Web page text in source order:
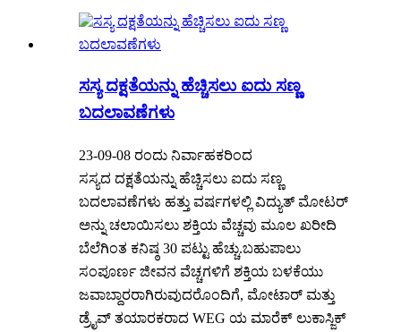
ಸಸ್ಯ ದಕ್ಷತೆಯನ್ನು ಹೆಚ್ಚಿಸಲು ಐದು ಸಣ್ಣ
ಬದಲಾವಣೆಗಳು
23-09-08 ರಂದು ನಿರ್ವಾಹಕರಿಂದ
ಸಸ್ಯದ ದಕ್ಷತೆಯನ್ನು ಹೆಚ್ಚಿಸಲು ಐದು ಸಣ್ಣ
ಬದಲಾವಣೆಗಳು ಹತ್ತು ವರ್ಷಗಳಲ್ಲಿ ವಿದ್ಯುತ್ ಮೋಟರ್
ಅನ್ನು ಚಲಾಯಿಸಲು ಶಕ್ತಿಯ ವೆಚ್ಚವು ಮೂಲ ಖರೀದಿ
ಬೆಲೆಗಿಂತ ಕನಿಷ್ಠ 30 ಪಟ್ಟು ಹೆಚ್ಚು.ಬಹುಪಾಲು
ಸಂಪೂರ್ಣ ಜೀವನ ವೆಚ್ಚಗಳಿಗೆ ಶಕ್ತಿಯ ಬಳಕೆಯು
ಜವಾಬ್ದಾರರಾಗಿರುವುದರೊಂದಿಗೆ, ಮೋಟಾರ್ ಮತ್ತು
ಡ್ರೈವ್ ತಯಾರಕರಾದ WEG ಯ ಮಾರೆಕ್ ಲುಕಾಸ್ಜಿಕ್